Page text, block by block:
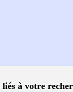
liés à votre